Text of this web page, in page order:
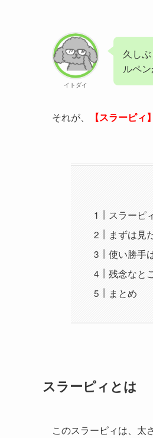
イトダイ
久し
ルペ
それが、 【スラーピィ】
スラーピ
まずは見
使い勝手
残念なと
まとめ
スラーピィとは
このスラーピィは、太